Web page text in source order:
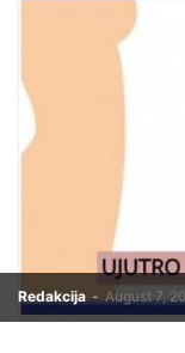
Redakcija - August 7,